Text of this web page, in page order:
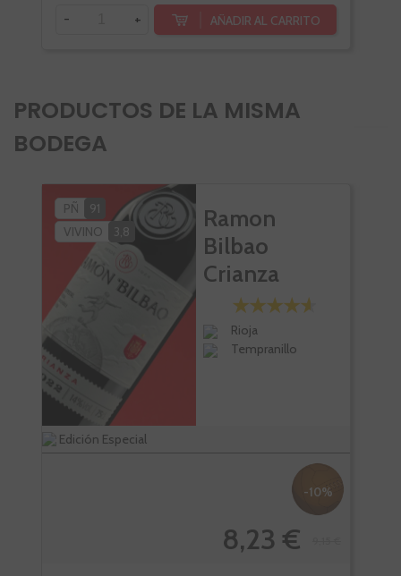
- + AÑADIR AL CARRITO
PRODUCTOS DE LA MISMA
BODEGA
PÑ
91
VIVINO
3,8
Ramon
Bilbao
Crianza
Rioja
Tempranillo
Edición Especial
-10%
8,23 €